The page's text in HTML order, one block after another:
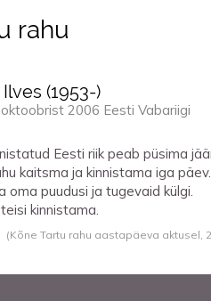
rahu
(1953-)
2006 Eesti Vabariigi
Eesti riik peab püsima
kaitsma ja kinnistama iga
puudusi ja tugevaid külgi.
kinnistama.
(Kõne Tartu rahu aastapäeva aktusel,